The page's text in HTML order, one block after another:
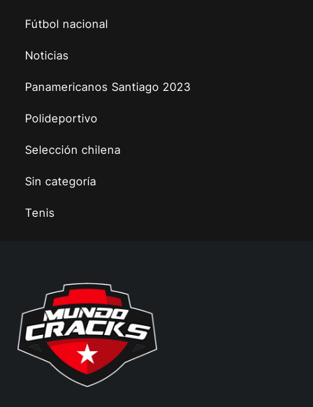
Fútbol nacional
Noticias
Panamericanos Santiago 2023
Polideportivo
Selección chilena
Sin categoría
Tenis